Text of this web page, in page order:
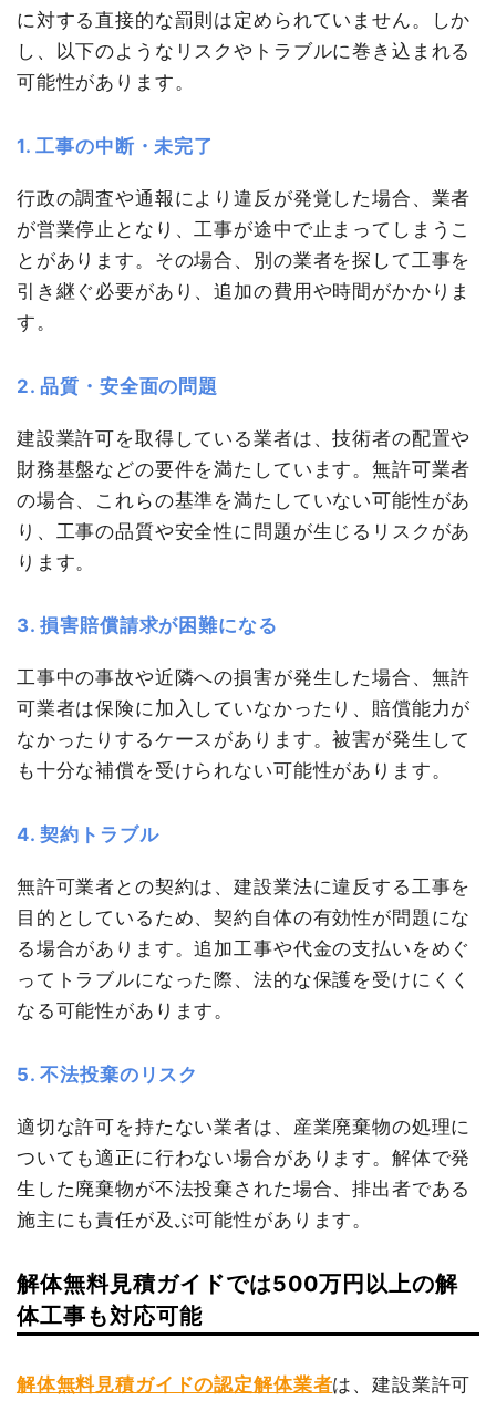
に対する直接的な罰則は定められていません。しか
し、以下のようなリスクやトラブルに巻き込まれる
可能性があります。
1. 工事の中断・未完了
行政の調査や通報により違反が発覚した場合、業者
が営業停止となり、工事が途中で止まってしまうこ
とがあります。その場合、別の業者を探して工事を
引き継ぐ必要があり、追加の費用や時間がかかりま
す。
2. 品質・安全面の問題
建設業許可を取得している業者は、技術者の配置や
財務基盤などの要件を満たしています。無許可業者
の場合、これらの基準を満たしていない可能性があ
り、工事の品質や安全性に問題が生じるリスクがあ
ります。
3. 損害賠償請求が困難になる
工事中の事故や近隣への損害が発生した場合、無許
可業者は保険に加入していなかったり、賠償能力が
なかったりするケースがあります。被害が発生して
も十分な補償を受けられない可能性があります。
4. 契約トラブル
無許可業者との契約は、建設業法に違反する工事を
目的としているため、契約自体の有効性が問題にな
る場合があります。追加工事や代金の支払いをめぐ
ってトラブルになった際、法的な保護を受けにくく
なる可能性があります。
5. 不法投棄のリスク
適切な許可を持たない業者は、産業廃棄物の処理に
ついても適正に行わない場合があります。解体で発
生した廃棄物が不法投棄された場合、排出者である
施主にも責任が及ぶ可能性があります。
解体無料見積ガイドでは500万円以上の解
体工事も対応可能
解体無料見積ガイドの認定解体業者は、建設業許可